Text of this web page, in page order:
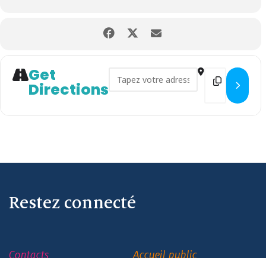
Get
Directions
Address - Permanence
Restez connecté
Contacts Accueil public